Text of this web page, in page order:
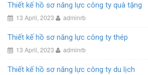
Thiết kế hồ sơ năng lực công ty quà tặng
13 April, 2023 adminrb
Thiết kế hồ sơ năng lực công ty thép
13 April, 2023 adminrb
Thiết kế hồ sơ năng lực công ty du lịch